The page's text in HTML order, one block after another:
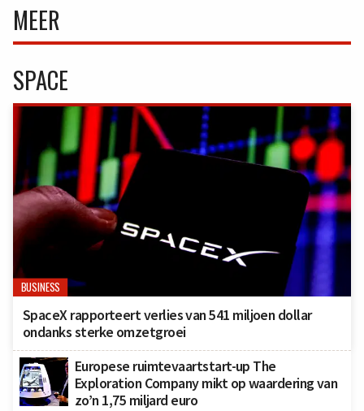
MEER
SPACE
BUSINESS
SpaceX rapporteert verlies van 541 miljoen dollar
ondanks sterke omzetgroei
Europese ruimtevaartstart-up The
Exploration Company mikt op waardering van
zo’n 1,75 miljard euro